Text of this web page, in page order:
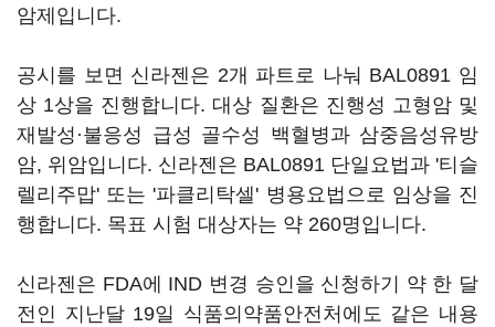
암제입니다.
공시를 보면 신라젠은 2개 파트로 나눠 BAL0891 임
상 1상을 진행합니다. 대상 질환은 진행성 고형암 및
재발성·불응성 급성 골수성 백혈병과 삼중음성유방
암, 위암입니다. 신라젠은 BAL0891 단일요법과 '티슬
렐리주맙' 또는 '파클리탁셀' 병용요법으로 임상을 진
행합니다. 목표 시험 대상자는 약 260명입니다.
신라젠은 FDA에 IND 변경 승인을 신청하기 약 한 달
전인 지난달 19일 식품의약품안전처에도 같은 내용